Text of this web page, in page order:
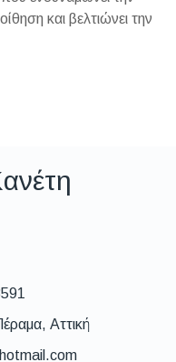
και βελτιώνει την
Αττική